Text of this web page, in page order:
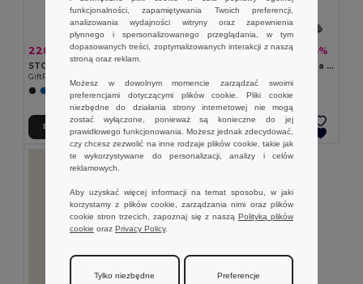
228,31 zł400,25 zł -43%
STOR Walizka pod siedzenie
GiftRetail MO2341
Dodaj Do Koszyka
180,54 zł 329,77 zł -45%
Plecak na kółkach na laptopa 15.6'' z 600D
Dodaj Do Koszyka
funkcjonalności, zapamiętywania Twoich preferencji,
analizowania wydajności witryny oraz zapewnienia
płynnego i spersonalizowanego przeglądania, w tym
dopasowanych treści, zoptymalizowanych interakcji z naszą
stroną oraz reklam.
Możesz w dowolnym momencie zarządzać swoimi
preferencjami dotyczącymi plików cookie. Pliki cookie
niezbędne do działania strony internetowej nie mogą
zostać wyłączone, ponieważ są konieczne do jej
prawidłowego funkcjonowania. Możesz jednak zdecydować,
czy chcesz zezwolić na inne rodzaje plików cookie, takie jak
te wykorzystywane do personalizacji, analizy i celów
reklamowych.
Aby uzyskać więcej informacji na temat sposobu, w jaki
korzystamy z plików cookie, zarządzania nimi oraz plików
cookie stron trzecich, zapoznaj się z naszą Polityką plików
cookie oraz Privacy Policy.
Tylko niezbędne Preferencje